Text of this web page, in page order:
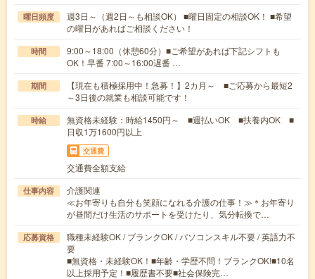
曜日頻度
週3日～（週2日～も相談OK） ■曜日固定の相談OK！ ■希望
の曜日があればご相談ください！
時間
9:00～18:00（休憩60分）■ご希望があれば下記シフトも
OK！早番 7:00～16:00遅番 …
期間
【現在も積極採用中！急募！】2カ月～ ■ご応募から最短2
～3日後の就業も相談可能です！
時給
無資格未経験：時給1450円～ ■週払いOK ■扶養内OK ■
日収1万1600円以上
交通費
交通費全額支給
仕事内容
介護関連
≪お年寄りも自分も笑顔になれる介護の仕事！≫＊お年寄り
が昼間だけ生活のサポートを受けたり、気分転換で…
応募資格
職種未経験OK / ブランクOK / パソコンスキル不要 / 英語力不
要
■無資格・未経験OK！■年齢・学歴不問！ブランクOK!■10名
以上採用予定！■履歴書不要■社会保険完…